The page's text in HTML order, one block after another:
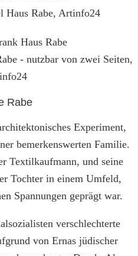
Haus Rabe, Artinfo24
- nutzbar von zwei Seiten,
Rabe
Experiment,
bemerkenswerten Familie.
Textilkaufmann, und seine
Tochter in einem Umfeld,
Spannungen geprägt war.
verschlechterte
von Ernas jüdischer